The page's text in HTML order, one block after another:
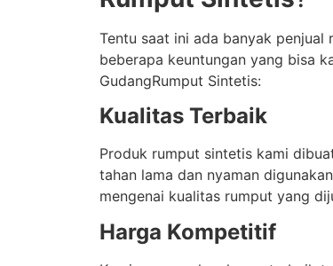
Tentu saat ini ada banyak
beberapa keuntungan yang bisa
GudangRumput Sintetis:
Kualitas Terbaik
Produk rumput sintetis kami
tahan lama dan nyaman
mengenai kualitas rumput yang
Harga Kompetitif